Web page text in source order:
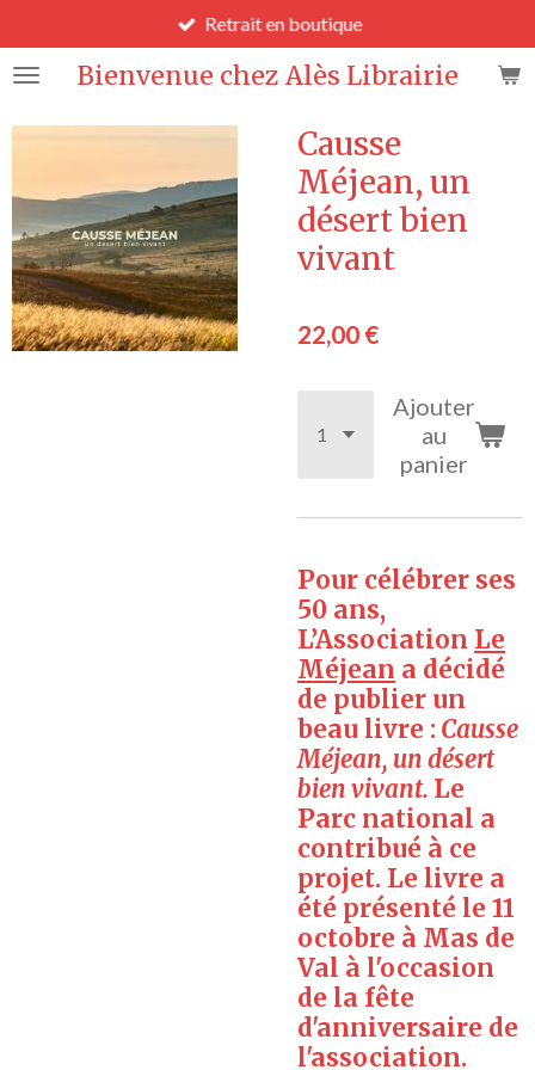
au
contenuBienvenue chez Alès Librairie
Retrait en boutique
Causse
Méjean, un
désert bien
vivant
22,00 €
Ajouter
au
panier
Pour célébrer ses
50 ans,
L’Association Le
Méjean a décidé
de publier un
beau livre : Causse
Méjean, un désert
bien vivant. Le
Parc national a
contribué à ce
projet. Le livre a
été présenté le 11
octobre à Mas de
Val à l'occasion
de la fête
d'anniversaire de
l'association.